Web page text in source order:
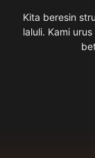
Kita beresin
laluli. Kami